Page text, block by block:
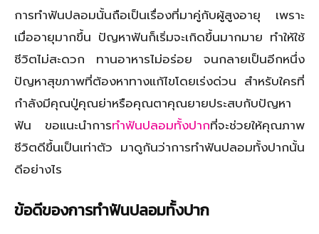
การทำฟันปลอมนั้นถือเป็นเรื่องที่มาคู่กับผู้สูงอายุ เพราะ
เมื่ออายุมากขึ้น ปัญหาฟันก็เริ่มจะเกิดขึ้นมากมาย ทำให้ใช้
ชีวิตไม่สะดวก ทานอาหารไม่อร่อย จนกลายเป็นอีกหนึ่ง
ปัญหาสุขภาพที่ต้องหาทางแก้ไขโดยเร่งด่วน สำหรับใครที่
กำลังมีคุณปู่คุณย่าหรือคุณตาคุณยายประสบกับปัญหา
ฟัน ขอแนะนำการทำฟันปลอมทั้งปากที่จะช่วยให้คุณภาพ
ชีวิตดีขึ้นเป็นเท่าตัว มาดูกันว่าการทำฟันปลอมทั้งปากนั้น
ดีอย่างไร
ข้อดีของการทำฟันปลอมทั้งปาก